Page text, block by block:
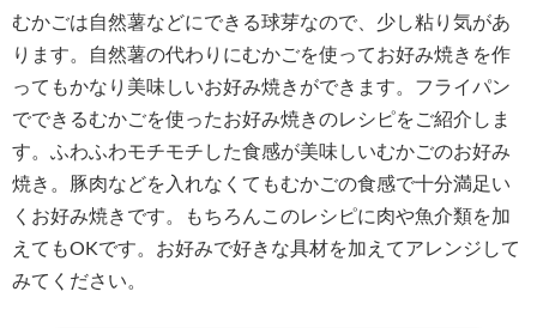
むかごは自然薯などにできる球芽なので、少し粘り気があ
ります。自然薯の代わりにむかごを使ってお好み焼きを作
ってもかなり美味しいお好み焼きができます。フライパン
でできるむかごを使ったお好み焼きのレシピをご紹介しま
す。ふわふわモチモチした食感が美味しいむかごのお好み
焼き。豚肉などを入れなくてもむかごの食感で十分満足い
くお好み焼きです。もちろんこのレシピに肉や魚介類を加
えてもOKです。お好みで好きな具材を加えてアレンジして
みてください。